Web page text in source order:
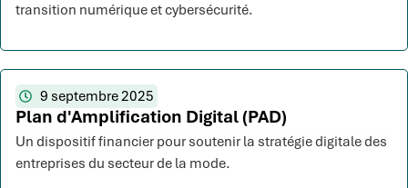
transition numérique et cybersécurité.
9 septembre 2025
Plan d'Amplification Digital (PAD)
Un dispositif financier pour soutenir la stratégie digitale des
entreprises du secteur de la mode.